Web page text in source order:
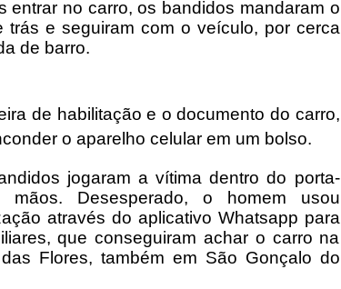
entrar no carro, os bandidos mandaram o
trás e seguiram com o veículo, por cerca
de barro.
de habilitação e o documento do carro,
o aparelho celular em um bolso.
jogaram a vítima dentro do porta-
mãos. Desesperado, o homem usou
através do aplicativo Whatsapp para
que conseguiram achar o carro na
Flores, também em São Gonçalo do